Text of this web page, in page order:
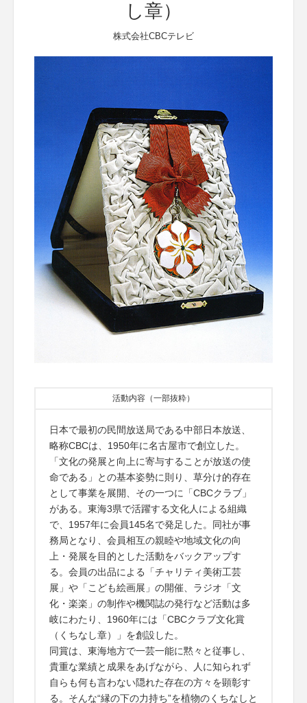
し章）
株式会社CBCテレビ
活動内容（一部抜粋）
日本で最初の民間放送局である中部日本放送、
略称CBCは、1950年に名古屋市で創立した。
「文化の発展と向上に寄与することが放送の使
命である」との基本姿勢に則り、草分け的存在
として事業を展開、その一つに「CBCクラブ」
がある。東海3県で活躍する文化人による組織
で、1957年に会員145名で発足した。同社が事
務局となり、会員相互の親睦や地域文化の向
上・発展を目的とした活動をバックアップす
る。会員の出品による「チャリティ美術工芸
展」や「こども絵画展」の開催、ラジオ「文
化・楽楽」の制作や機関誌の発行など活動は多
岐にわたり、1960年には「CBCクラブ文化賞
（くちなし章）」を創設した。
同賞は、東海地方で一芸一能に黙々と従事し、
貴重な業績と成果をあげながら、人に知られず
自らも何も言わない隠れた存在の方々を顕彰す
る。そんな“縁の下の力持ち”を植物のくちなしと